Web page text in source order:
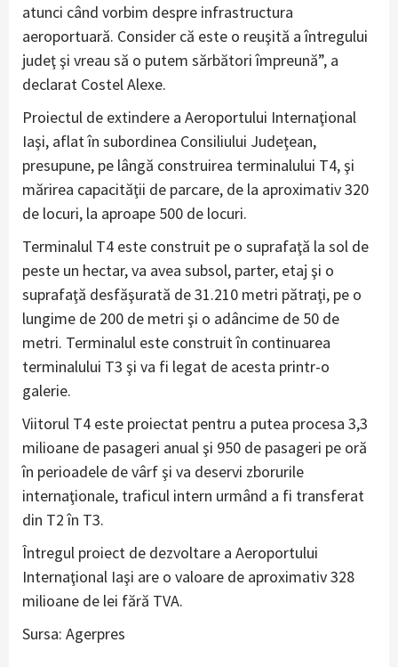
atunci când vorbim despre infrastructura
aeroportuară. Consider că este o reuşită a întregului
judeţ şi vreau să o putem sărbători împreună”, a
declarat Costel Alexe.
Proiectul de extindere a Aeroportului Internaţional
Iaşi, aflat în subordinea Consiliului Judeţean,
presupune, pe lângă construirea terminalului T4, şi
mărirea capacităţii de parcare, de la aproximativ 320
de locuri, la aproape 500 de locuri.
Terminalul T4 este construit pe o suprafaţă la sol de
peste un hectar, va avea subsol, parter, etaj şi o
suprafaţă desfăşurată de 31.210 metri pătraţi, pe o
lungime de 200 de metri şi o adâncime de 50 de
metri. Terminalul este construit în continuarea
terminalului T3 şi va fi legat de acesta printr-o
galerie.
Viitorul T4 este proiectat pentru a putea procesa 3,3
milioane de pasageri anual şi 950 de pasageri pe oră
în perioadele de vârf şi va deservi zborurile
internaţionale, traficul intern urmând a fi transferat
din T2 în T3.
Întregul proiect de dezvoltare a Aeroportului
Internaţional Iaşi are o valoare de aproximativ 328
milioane de lei fără TVA.
Sursa: Agerpres